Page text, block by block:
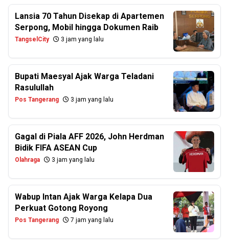
Lansia 70 Tahun Disekap di Apartemen
Serpong, Mobil hingga Dokumen Raib
TangselCity 3 jam yang lalu
Bupati Maesyal Ajak Warga Teladani
Rasulullah
Pos Tangerang 3 jam yang lalu
Gagal di Piala AFF 2026, John Herdman
Bidik FIFA ASEAN Cup
Olahraga 3 jam yang lalu
Wabup Intan Ajak Warga Kelapa Dua
Perkuat Gotong Royong
Pos Tangerang 7 jam yang lalu